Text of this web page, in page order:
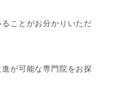
ことがお分かりいただ
が可能な専門院をお探